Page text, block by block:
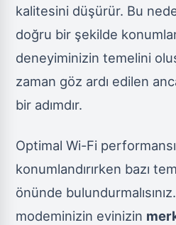
kalitesini düşürür. Bu
doğru bir şekilde
deneyiminizin temelini
zaman göz ardı edilen
bir adımdır.
Optimal Wi-Fi
konumlandırırken bazı
önünde
modeminizin evinizin